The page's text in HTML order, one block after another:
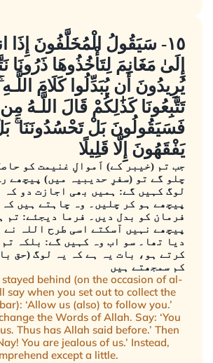
١٥- سَيَقُولُ الْمُخَلَّفُونَ إِذَا
إِلَىٰ مَغَانِمَ لِتَأْخُذُوهَا ذَرُونَا
يُرِيدُونَ أَن يُبَدِّلُوا كَلَامَ
تَتَّبِعُونَا كَذَٰلِكُمْ قَالَ اللَّـهُ
فَسَيَقُولُونَ بَلْ تَحْسُدُونَنَا ۚ بَلْ
يَفْقَهُونَ إِلَّا قَلِيلًا
جب تم (خیبر کے) اَموالِ غنیمت کو
چلو گے تو (سفرِ حدیبیہ میں) پیچھے
لوگ کہیں گے: ہمیں بھی اجازت دو کہ
پیچھے ہو کر چلیں۔ وہ چاہتے ہیں
فرمان کو بدل دیں۔ فرما دیجئے: تم
پیچھے نہیں آسکتے اسی طرح اللہ نے
دیا تھا۔ سو اب وہ کہیں گے: بلکہ
کرتے ہو، بات یہ ہے کہ یہ لوگ (حق
کم سمجھتے ہیں
behind (on the occasion of al-
say when you set out to collect the
‘Allow us (also) to follow you.’
the Words of Allah. Say: ‘You
Thus has Allah said before.’ Then
You are jealous of us.’ Instead,
except a little.